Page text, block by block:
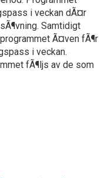
i veckan dÃ¤r
Samtidigt
Ã¤ven fÃ¶r
i veckan.
fÃ¶ljs av de som